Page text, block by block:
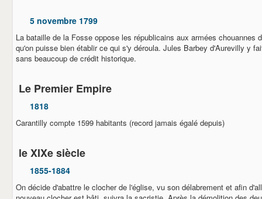
5 novembre 1799
La bataille de la Fosse oppose les républicains aux armées chouannes
qu'on puisse bien établir ce qui s'y déroula. Jules Barbey d'Aurevilly y
sans beaucoup de crédit historique.
Le Premier Empire
1818
Carantilly compte 1599 habitants (record jamais égalé depuis)
le XIXe siècle
1855-1884
On décide d'abattre le clocher de l'église, vu son délabrement et afin